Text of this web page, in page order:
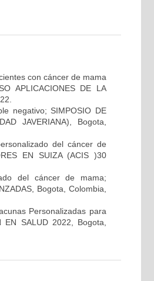
con cáncer de mama
APLICACIONES DE LA
negativo; SIMPOSIO DE
JAVERIANA), Bogota,
del cáncer de
EN SUIZA (ACIS )30
del cáncer de mama;
Bogota, Colombia,
Personalizadas para
SALUD 2022, Bogota,